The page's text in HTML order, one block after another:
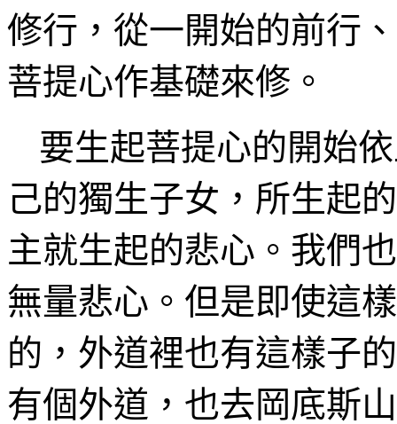
修行，從一開始的前行
菩提心作基礎來修。
要生起菩提心的開始
己的獨生子女，所生起
主就生起的悲心。我們
無量悲心。但是即使這
的，外道裡也有這樣子
有個外道，也去岡底斯